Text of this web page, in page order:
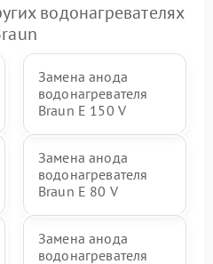
водонагревателях
Замена анода
водонагревателя
Braun E 150 V
Замена анода
водонагревателя
Braun E 80 V
Замена анода
водонагревателя